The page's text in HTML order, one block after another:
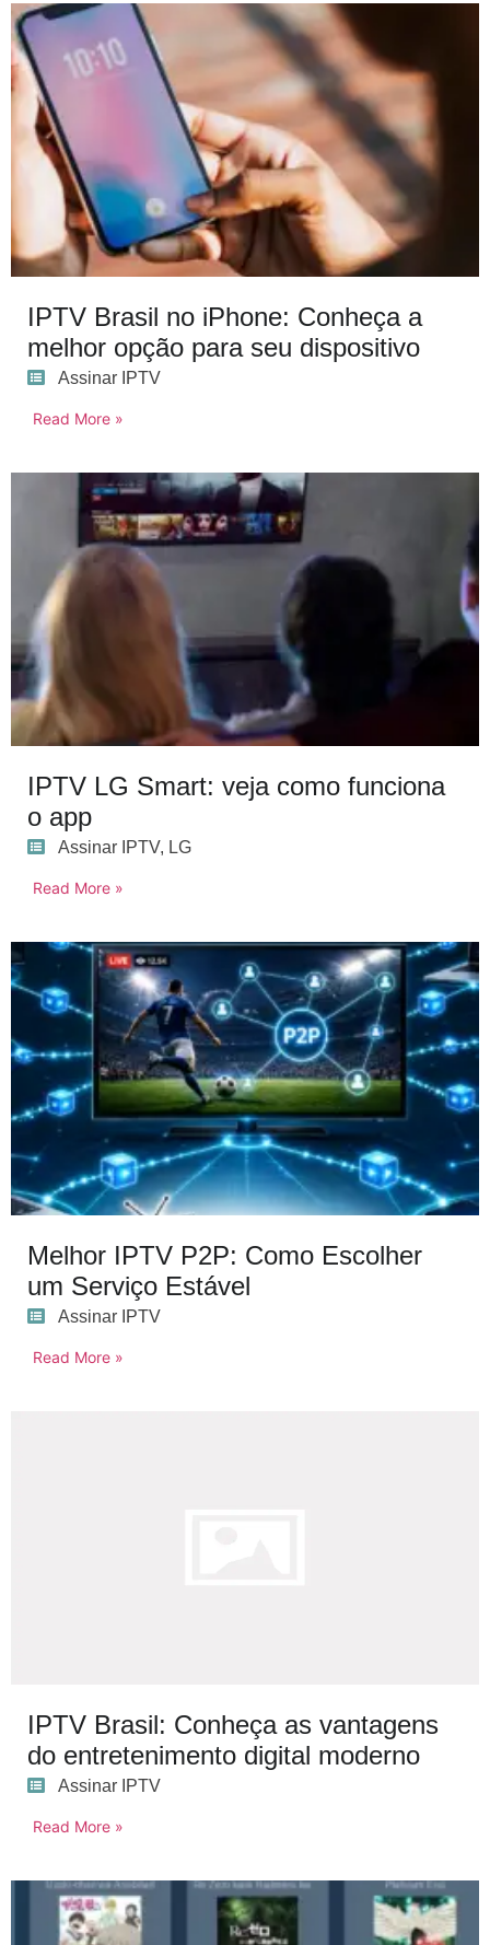
IPTV Brasil no iPhone: Conheça a
melhor opção para seu dispositivo
Assinar IPTV
Read More »
IPTV LG Smart: veja como funciona
o app
Assinar IPTV, LG
Read More »
Melhor IPTV P2P: Como Escolher
um Serviço Estável
Assinar IPTV
Read More »
IPTV Brasil: Conheça as vantagens
do entretenimento digital moderno
Assinar IPTV
Read More »